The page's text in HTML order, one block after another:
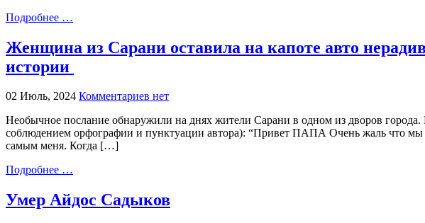
Подробнее …
Женщина из Сарани оставила на капоте авто
истории
02 Июль, 2024 Комментариев нет
Необычное послание обнаружили на днях жители Сарани в одном из дворов
соблюдением орфографии и пунктуации автора): “Привет ПАПА Очень жаль что мы
самым меня. Когда […]
Подробнее …
Умер Айдос Садыков